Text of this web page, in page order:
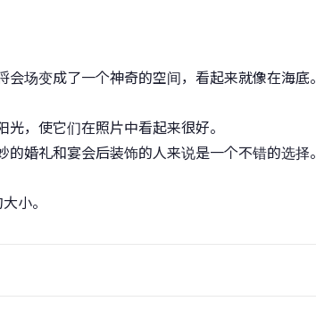
场变成了一个神奇的空间，看起来就像在海底。
，使它们在照片中看起来很好。
婚礼和宴会后装饰的人来说是一个不错的选择。
小。